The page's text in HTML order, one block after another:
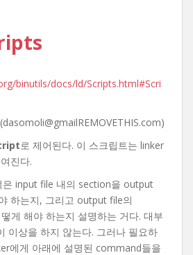
binutils/docs/ld/Scripts.html#Scri
로 제어된다. 이 스크립트는 linker
진다.
은 input file 내의 section을 output
하는지, 그리고 output file의
게 해야 하는지 설명하는 거다. 대부
이상을 하지 않는다. 그러나 필요하
에게 아래에 설명된 command들을